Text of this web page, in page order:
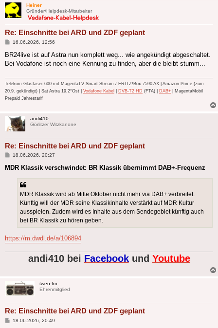
Heiner
Gründer/Helpdesk-Mitarbeiter
Re: Einschnitte bei ARD und ZDF geplant
Beitrag
16.06.2026, 12:56
BR24live ist auf Astra nun komplett weg... wie angekündigt abgeschaltet.
Bei Vodafone ist noch eine Kennung zu finden, aber die bleibt stumm...
Telekom Glasfaser 600 mit MagentaTV Smart Stream / FRITZ!Box 7590 AX | Amazon Prime (zum
20.9. gekündigt) | Sat Astra 19,2°Ost | Vodafone Kabel DVB-T2 HD (FTA) | DAB+ | MagentaMobil
Prepaid Jahrestarif
andi410
Görlitzer Witzkanone
Re: Einschnitte bei ARD und ZDF geplant
Beitrag
18.06.2026, 20:27
MDR Klassik verschwindet: BR Klassik übernimmt DAB+-Frequenz
MDR Klassik wird ab Mitte Oktober nicht mehr via DAB+ verbreitet.
Künftig will der MDR seine Klassikinhalte verstärkt auf MDR Kultur
ausspielen. Zudem wird es Inhalte aus dem Sendegebiet künftig auch
bei BR Klassik zu hören geben.
https://m.dwdl.de/a/106894
andi410 bei Facebookund Youtube
twen-fm
Ehrenmitglied
Re: Einschnitte bei ARD und ZDF geplant
Beitrag
18.06.2026, 20:49